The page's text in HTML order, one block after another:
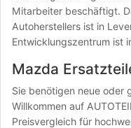
Mitarbeiter beschäftigt.
Autoherstellers ist in
Entwicklungszentrum ist
Mazda
Sie benötigen neue oder
Willkommen auf
Preisvergleich für